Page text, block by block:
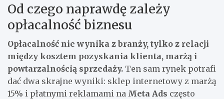
Od czego naprawdę zależy
opłacalność biznesu
Opłacalność nie wynika z branży, tylko z relacji
między kosztem pozyskania klienta, marżą i
powtarzalnością sprzedaży. Ten sam rynek potrafi
dać dwa skrajne wyniki: sklep internetowy z marżą
15% i płatnymi reklamami na Meta Ads często